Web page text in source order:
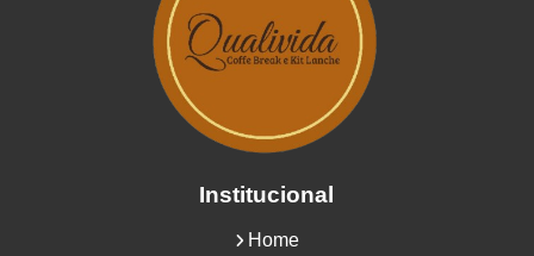
Institucional
Home